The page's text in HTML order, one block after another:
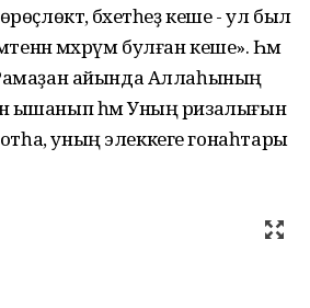
бәхетһеҙ кеше - ул был
мәхрүм булған кеше». Һәм
Рамаҙан айында Аллаһының
ышанып һәм Уның ризалығын
уның элеккеге гонаһтары